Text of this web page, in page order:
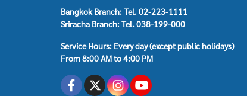
Bangkok Branch: Tel. 02-223-1111
Sriracha Branch: Tel. 038-199-000
Service Hours: Every day (except public holidays)
From 8:00 AM to 4:00 PM